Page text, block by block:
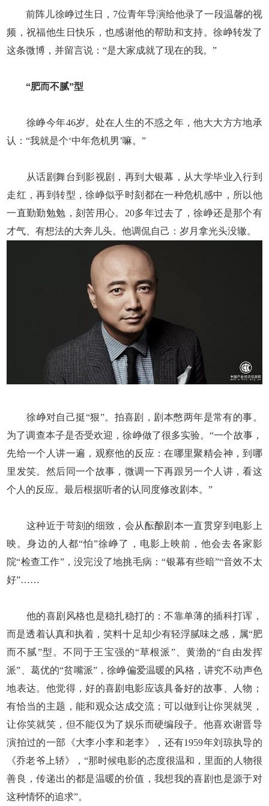
前阵儿徐峥过生日，7位青年导演给他录了一段温馨的视
频，祝福他生日快乐，也感谢他的帮助和支持。徐峥转发了
这条微博，并留言说：“是大家成就了现在的我。”
“肥而不腻”型
徐峥今年46岁。处在人生的不惑之年，他大大方方地承
认：“我就是个‘中年危机男’嘛。”
从话剧舞台到影视剧，再到大银幕，从大学毕业入行到
走红，再到转型，徐峥似乎时刻都在一种危机感中，所以他
一直勤勤勉勉，刻苦用心。20多年过去了，徐峥还是那个有
才气、有想法的大奔儿头。他调侃自己：岁月拿光头没辙。
徐峥对自己挺“狠”。拍喜剧，剧本憋两年是常有的事。
为了调查本子是否受欢迎，徐峥做了很多实验。“一个故事，
先给一个人讲一遍，观察他的反应：在哪里聚精会神，到哪
里发笑。然后同一个故事，微调一下再跟另一个人讲，看这
个人的反应。最后根据听者的认同度修改剧本。”
这种近于苛刻的细致，会从酝酿剧本一直贯穿到电影上
映。身边的人都“怕”徐峥了，电影上映前，他会去各家影
院“检查工作”，没完没了地挑毛病：“银幕有些暗”“音效不太
好”……
他的喜剧风格也是稳扎稳打的：不靠单薄的插科打诨，
而是透着认真和执着，笑料十足却少有轻浮腻味之感，属“肥
而不腻”型。不同于王宝强的“草根派”、黄渤的“自由发挥
派”、葛优的“贫嘴派”，徐峥偏爱温暖的风格，讲究不动声色
地表达。他觉得，好的喜剧电影应该具备好的故事、人物；
有恰当的主题，能和观众达成交流；可以做到让你哭就哭，
让你笑就笑，但不能仅为了娱乐而硬编段子。他喜欢谢晋导
演拍过的一部《大李小李和老李》，还有1959年刘琼执导的
《乔老爷上轿》，“那时候电影的态度很温和，里面的人物很
善良，传递出的都是温暖的价值，我想我的喜剧也是源于对
这种情怀的追求”。